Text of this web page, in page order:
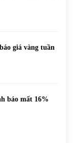
giá vàng tuần
báo mất 16%